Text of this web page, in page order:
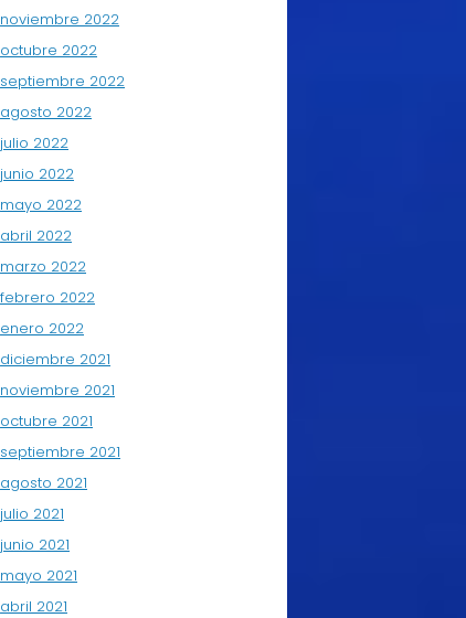
noviembre 2022
octubre 2022
septiembre 2022
agosto 2022
julio 2022
junio 2022
mayo 2022
abril 2022
marzo 2022
febrero 2022
enero 2022
diciembre 2021
noviembre 2021
octubre 2021
septiembre 2021
agosto 2021
julio 2021
junio 2021
mayo 2021
abril 2021